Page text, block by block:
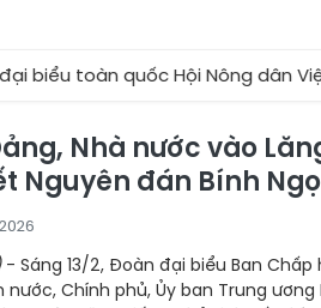
quốc Hội Nông dân Việt Nam
Nhà nước vào
Nguyên đán Bính Ngọ
- Sáng 13/2, Đoàn đại biểu Ban
nước, Chính phủ, Ủy ban Trung